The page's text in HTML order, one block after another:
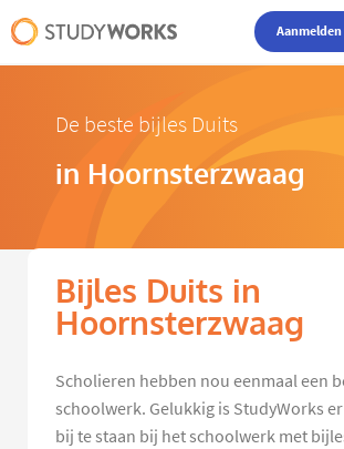
De beste bijles Duits
in Hoornsterzwaag
Bijles Duits in
Hoornsterzwaag
Scholieren hebben nou eenmaal een
schoolwerk. Gelukkig is StudyWorks
bij te staan bij het schoolwerk met